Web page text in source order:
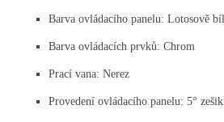
Barva ovládacího panelu: Lotosově
Barva ovládacích prvků: Chrom
Prací vana: Nerez
Provedení ovládacího panelu: 5°